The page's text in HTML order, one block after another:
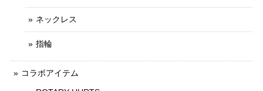
ネックレス
指輪
コラボアイテム